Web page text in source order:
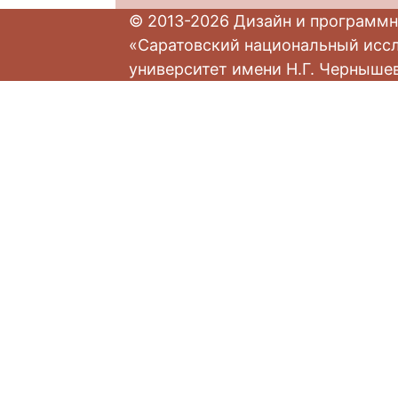
© 2013-2026 Дизайн и
«Саратовский национальный
университет имени Н.Г.